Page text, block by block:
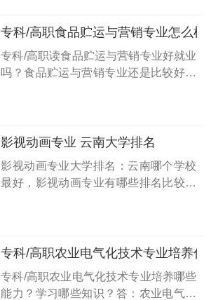
营管理专业、城市轨道车辆应用技术专
专科/高职食品贮运与营销专业怎么样
专科/高职读食品贮运与营销专业好就业
吗？食品贮运与营销专业还是比较好就
用和配套设计、食品营销和企业管理。
影视动画专业 云南大学排名
影视动画专业大学排名：云南哪个学校
最好，影视动画专业有哪些排名比较好
职业学院、第3名：云南外事外语职业
专科/高职农业电气化技术专业培养
专科/高职农业电气化技术专业培养哪些
能力？学习哪些知识？答：农业电气化